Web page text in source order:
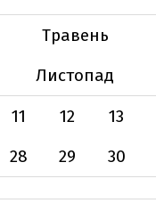
Травень
Листопад
11 12 13
28 29 30